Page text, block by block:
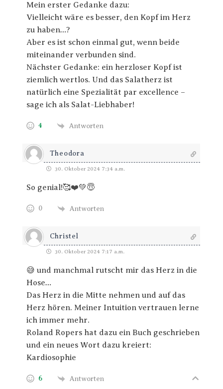
Mein erster Gedanke dazu:
Vielleicht wäre es besser, den Kopf im Herz
zu haben…?
Aber es ist schon einmal gut, wenn beide
miteinander verbunden sind.
Nächster Gedanke: ein herzloser Kopf ist
ziemlich wertlos. Und das Salatherz ist
natürlich eine Spezialität par excellence –
sage ich als Salat-Liebhaber!
4 Antworten
Theodora
30. Oktober 2024 7:34 a.m.
So genial!🥰❤️💚😇
0 Antworten
Christel
30. Oktober 2024 7:17 a.m.
😅 und manchmal rutscht mir das Herz in die
Hose…
Das Herz in die Mitte nehmen und auf das
Herz hören. Meiner Intuition vertrauen lerne
ich immer mehr.
Roland Ropers hat dazu ein Buch geschrieben
und ein neues Wort dazu kreiert:
Kardiosophie
6 Antworten